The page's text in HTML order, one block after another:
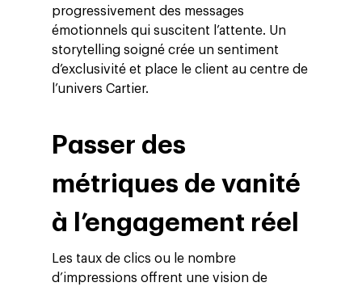
progressivement des messages
émotionnels qui suscitent l’attente. Un
storytelling soigné crée un sentiment
d’exclusivité et place le client au centre de
l’univers Cartier.
Passer des
métriques de vanité
à l’engagement réel
Les taux de clics ou le nombre
d’impressions offrent une vision de
Altivia
Marketing Digital